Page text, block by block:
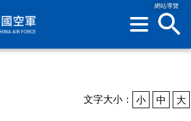
網站導覽
文字大小： 小 中 大